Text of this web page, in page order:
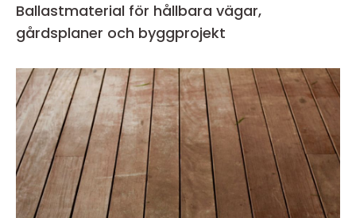
Ballastmaterial för hållbara vägar,
gårdsplaner och byggprojekt